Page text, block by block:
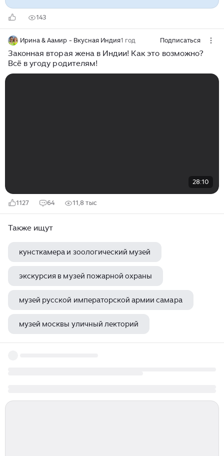
143
Ирина & Аамир - Вкусная Индия1 год Подписаться
Законная вторая жена в Индии! Как это возможно?
Всё в угоду родителям!
28:10
1127 64 11,8 тыс
Также ищут
кунсткамера и зоологический музей
экскурсия в музей пожарной охраны
музей русской императорской армии самара
музей москвы уличный лекторий